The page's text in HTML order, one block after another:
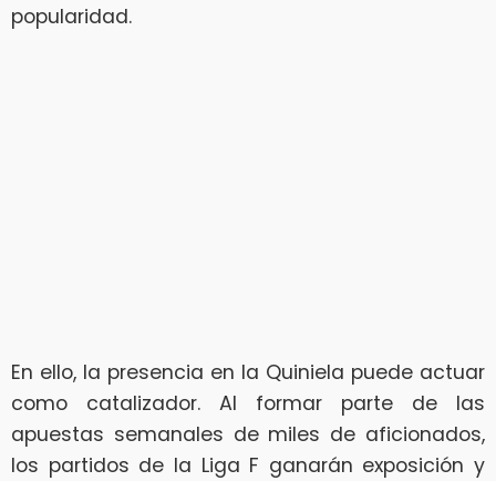
popularidad.
En ello, la presencia en la Quiniela puede actuar
como catalizador. Al formar parte de las
apuestas semanales de miles de aficionados,
los partidos de la Liga F ganarán exposición y